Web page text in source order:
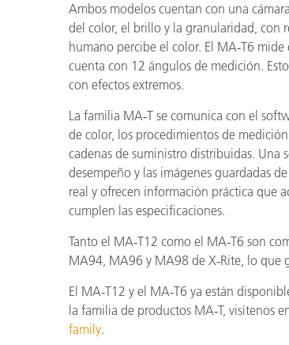
Ambos modelos cuentan con una
del color, el brillo y la granularidad, con
humano percibe el color. El MA‑T6 mide
cuenta con 12 ángulos de medición.
con efectos extremos.
La familia MA‑T se comunica con el
de color, los procedimientos de
cadenas de suministro distribuidas. Una
desempeño y las imágenes guardadas
real y ofrecen información práctica que
cumplen las especificaciones.
Tanto el MA‑T12 como el MA‑T6 son
MA94, MA96 y MA98 de X‑Rite, lo que
El MA‑T12 y el MA‑T6 ya están
la familia de productos MA‑T, visítenos
family.